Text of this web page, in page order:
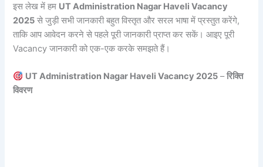
इस लेख में हम UT Administration Nagar Haveli Vacancy
2025 से जुड़ी सभी जानकारी बहुत विस्तृत और सरल भाषा में प्रस्तुत करेंगे,
ताकि आप आवेदन करने से पहले पूरी जानकारी प्राप्त कर सकें। आइए पूरी
Vacancy जानकारी को एक-एक करके समझते हैं।
UT Administration Nagar Haveli Vacancy 2025 –रिक्ति
विवरण